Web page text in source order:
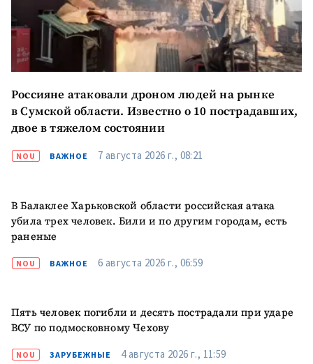
ПОДДЕРЖАТЬ
Россияне атаковали дроном людей на рынке
в Сумской области. Известно о 10 пострадавших,
двое в тяжелом состоянии
NOU ВАЖНОЕ 7 августа 2026 г., 08:21
В Балаклее Харьковской области российская атака
убила трех человек. Били и по другим городам, есть
раненые
NOU ВАЖНОЕ 6 августа 2026 г., 06:59
Пять человек погибли и десять пострадали при ударе
ВСУ по подмосковному Чехову
NOU ЗАРУБЕЖНЫЕ 4 августа 2026 г., 11:59